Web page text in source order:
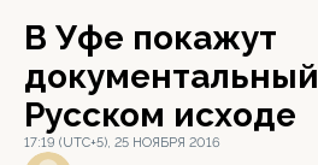
В Уфе покажут
Русском исходе
17:19 (UTC+5), 25 НОЯБРЯ 2016